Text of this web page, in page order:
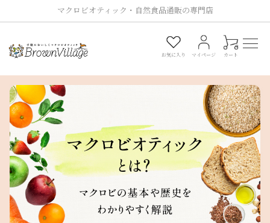
マクロビオティック・自然食品通販の専門店
お気に入り マイページ カート
0